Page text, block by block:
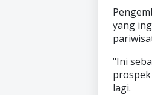
yang
"Ini
lagi.